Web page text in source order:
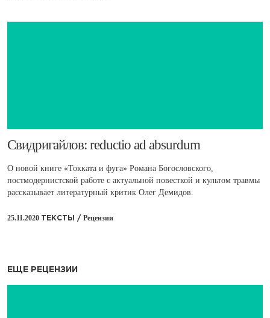
​Свидригайлов: reductio ad absurdum
О новой книге «Токката и фуга» Романа Богословского,
постмодернистской работе с актуальной повесткой и культом травмы
рассказывает литературный критик Олег Демидов.
25.11.2020 ТЕКСТЫ / Рецензии
ЕЩЕ РЕЦЕНЗИИ